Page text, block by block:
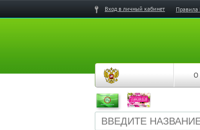
Вход в личный кабинет Правила
О